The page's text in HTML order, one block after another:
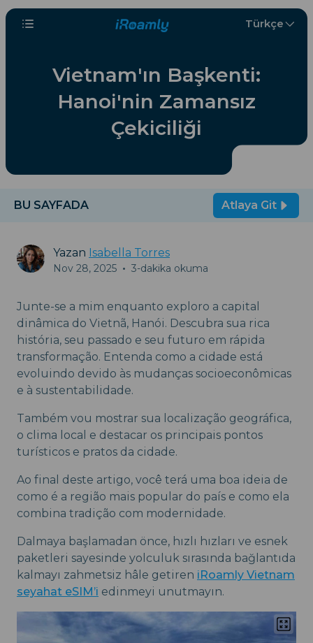
Türkçe
Vietnam'ın Başkenti:
Hanoi'nin Zamansız
Çekiciliği
BU SAYFADA Atlaya Git
Yazan Isabella Torres
Nov 28, 2025 • 3-dakika okuma
Junte-se a mim enquanto exploro a capital
dinâmica do Vietnã, Hanói. Descubra sua rica
história, seu passado e seu futuro em rápida
transformação. Entenda como a cidade está
evoluindo devido às mudanças socioeconômicas
e à sustentabilidade.
Também vou mostrar sua localização geográfica,
o clima local e destacar os principais pontos
turísticos e pratos da cidade.
Ao final deste artigo, você terá uma boa ideia de
como é a região mais popular do país e como ela
combina tradição com modernidade.
Dalmaya başlamadan önce, hızlı hızları ve esnek
paketleri sayesinde yolculuk sırasında bağlantıda
kalmayı zahmetsiz hâle getiren iRoamly Vietnam
seyahat eSIM’i edinmeyi unutmayın.